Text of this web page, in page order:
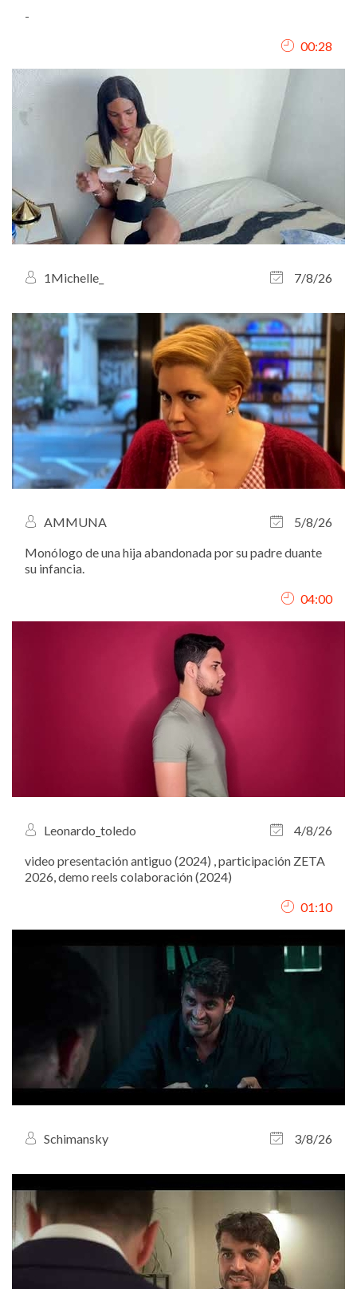
-
00:28
1Michelle_ 7/8/26
AMMUNA
5/8/26
Monólogo de una hija abandonada por su padre duante
su infancia.
04:00
Leonardo_toledo
4/8/26
video presentación antiguo (2024) , participación ZETA
2026, demo reels colaboración (2024)
01:10
Schimansky 3/8/26